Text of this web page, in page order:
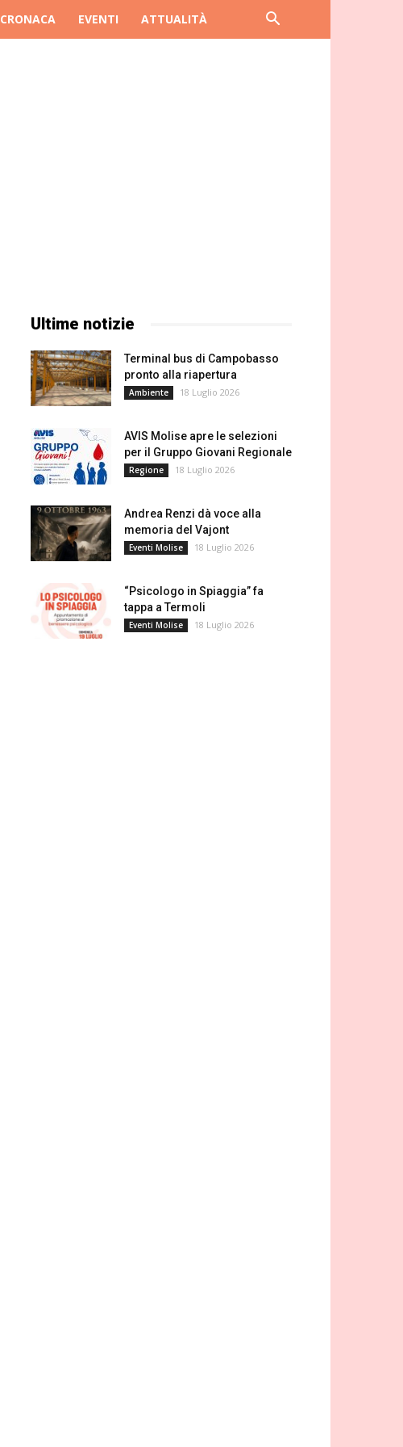
CRONACA EVENTI ATTUALITÀ
Ultime notizie
Terminal bus di Campobasso
pronto alla riapertura
Ambiente 18 Luglio 2026
AVIS Molise apre le selezioni
per il Gruppo Giovani Regionale
Regione 18 Luglio 2026
Andrea Renzi dà voce alla
memoria del Vajont
Eventi Molise 18 Luglio 2026
“Psicologo in Spiaggia” fa
tappa a Termoli
Eventi Molise 18 Luglio 2026